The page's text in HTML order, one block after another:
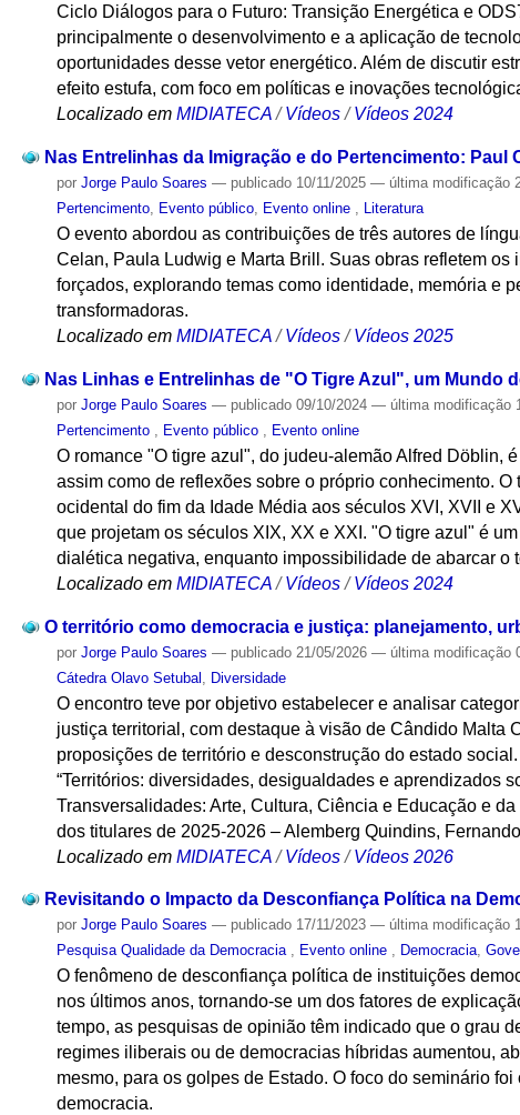
Ciclo Diálogos para o Futuro: Transição Energética e
principalmente o desenvolvimento e a aplicação de
oportunidades desse vetor energético. Além de discutir
efeito estufa, com foco em políticas e inovações
Localizado em MIDIATECA /Vídeos /Vídeos 2024
Nas Entrelinhas da Imigração e do Pertencimento: Paul
porJorge Paulo Soares — publicado 10/11/2025— última modificação
Pertencimento, Evento público, Evento online , Literatura
O evento abordou as contribuições de três autores de
Celan, Paula Ludwig e Marta Brill. Suas obras refletem
forçados, explorando temas como identidade, memória e
transformadoras.
Localizado em MIDIATECA /Vídeos /Vídeos 2025
Nas Linhas e Entrelinhas de "O Tigre Azul", um Mundo
porJorge Paulo Soares — publicado 09/10/2024— última modificação
Pertencimento
Evento público Evento online
O romance "O tigre azul", do judeu-alemão Alfred Döblin,
assim como de reflexões sobre o próprio conhecimento.
ocidental do fim da Idade Média aos séculos XVI, XVII e
que projetam os séculos XIX, XX e XXI. "O tigre azul" é
dialética negativa, enquanto impossibilidade de abarcar o
Localizado em MIDIATECA /Vídeos /Vídeos 2024
O território como democracia e justiça: planejamento,
porJorge Paulo Soares — publicado 21/05/2026— última modificação
Cátedra Olavo Setubal
Diversidade
O encontro teve por objetivo estabelecer e analisar
justiça territorial, com destaque à visão de Cândido Malta
proposições de território e desconstrução do estado
“Territórios: diversidades, desigualdades e aprendizados
Transversalidades: Arte, Cultura, Ciência e Educação e
dos titulares de 2025-2026 – Alemberg Quindins,
Localizado em MIDIATECA /Vídeos /Vídeos 2026
Revisitando o Impacto da Desconfiança Política na
porJorge Paulo Soares — publicado 17/11/2023— última modificação
Pesquisa Qualidade da Democracia , Evento online , Democracia,
O fenômeno de desconfiança política de instituições
nos últimos anos, tornando-se um dos fatores de
tempo, as pesquisas de opinião têm indicado que o grau
regimes iliberais ou de democracias híbridas aumentou,
mesmo, para os golpes de Estado. O foco do seminário
democracia.